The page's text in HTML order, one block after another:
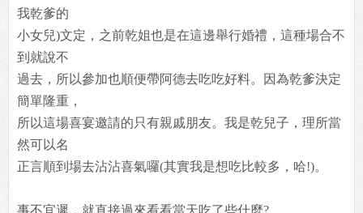
我乾爹的
小女兒)文定，之前乾姐也是在這邊舉行婚禮，這種場合不
到就說不
過去，所以參加也順便帶阿德去吃吃好料。因為乾爹決定
簡單隆重，
所以這場喜宴邀請的只有親戚朋友。我是乾兒子，理所當
然可以名
正言順到場去沾沾喜氣囉(其實我是想吃比較多，哈!)。
事不宜遲，就直接過來看看當天吃了些什麼?